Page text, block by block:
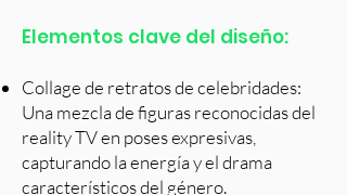
Elementos clave del diseño:
Collage de retratos de celebridades:
Una mezcla de figuras reconocidas del
reality TV en poses expresivas,
capturando la energía y el drama
característicos del género.